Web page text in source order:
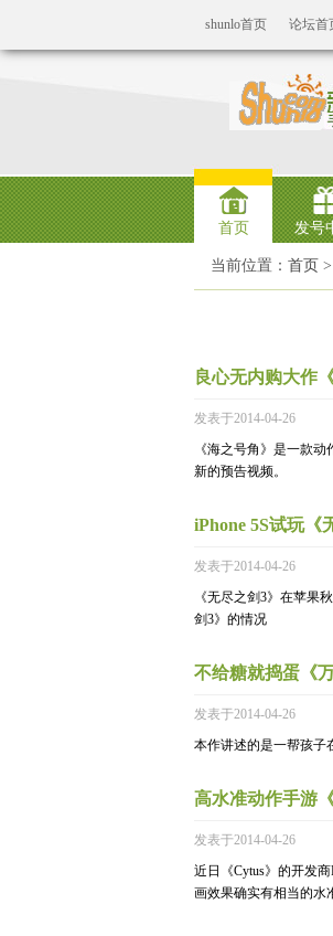
shunlo首页 论坛首
首页 发号
当前位置： 首页 >
良心无内购大作
发表于2014-04-26
《海之号角》是一款
新的预告视频。
iPhone 5S试玩《
发表于2014-04-26
《无尽之剑3》在苹果
剑3》的情况
不给糖就捣蛋《
发表于2014-04-26
本作讲述的是一帮孩子
高水准动作手游
发表于2014-04-26
近日《Cytus》的开发
画效果确实有相当的水